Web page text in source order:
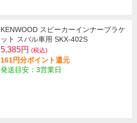
KENWOOD スピーカーインナーブラケ
ット スバル車用 SKX-402S
5,385円 (税込)
161円分ポイント還元
発送目安：3営業日